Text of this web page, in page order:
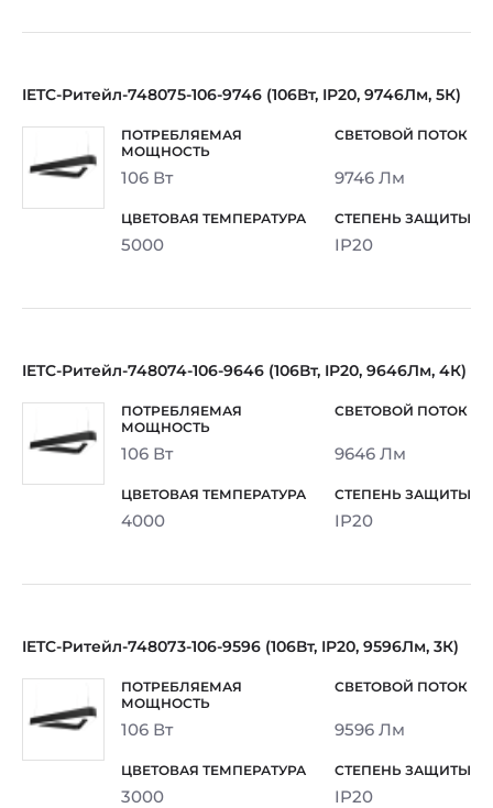
IETC-Ритейл-748075-106-9746 (106Вт, IP20, 9746Лм, 5К)
106 Вт 9746 Лм
5000 IP20
IETC-Ритейл-748074-106-9646 (106Вт, IP20, 9646Лм, 4К)
106 Вт 9646 Лм
4000 IP20
IETC-Ритейл-748073-106-9596 (106Вт, IP20, 9596Лм, 3К)
106 Вт 9596 Лм
3000 IP20